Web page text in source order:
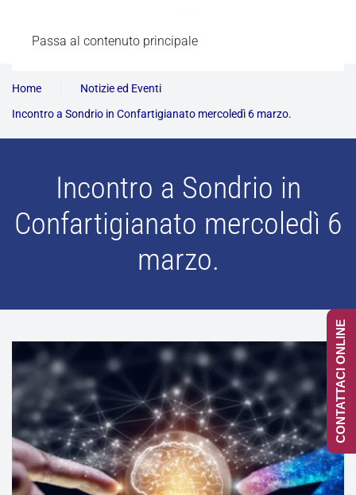
Passa al contenuto principale
Home
Notizie ed Eventi
Incontro a Sondrio in Confartigianato mercoledì 6 marzo.
Incontro a Sondrio in
Confartigianato mercoledì 6
marzo.
CONTATTACI ONLINE